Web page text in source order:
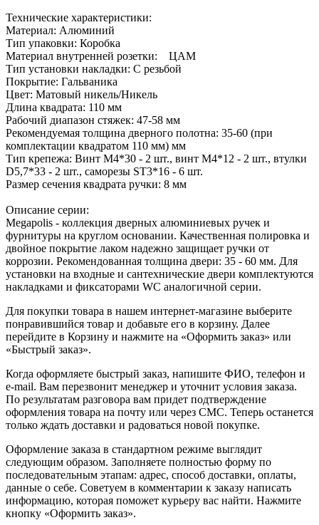
Технические характеристики:
Материал: Алюминий
Тип упаковки: Коробка
Материал внутренней розетки: ЦАМ
Тип установки накладки: С резьбой
Покрытие: Гальваника
Цвет: Матовый никель/Никель
Длина квадрата: 110 мм
Рабочий диапазон стяжек: 47-58 мм
Рекомендуемая толщина дверного полотна: 35-60 (при
комплектации квадратом 110 мм) мм
Тип крепежа: Винт М4*30 - 2 шт., винт М4*12 - 2 шт., втулки
D5,7*33 - 2 шт., саморезы SТ3*16 - 6 шт.
Размер сечения квадрата ручки: 8 мм
Описание серии:
Megapolis - коллекция дверных алюминиевых ручек и
фурнитуры на круглом основании. Качественная полировка и
двойное покрытие лаком надежно защищает ручки от
коррозии. Рекомендованная толщина двери: 35 - 60 мм. Для
установки на входные и сантехнические двери комплектуются
накладками и фиксаторами WC аналогичной серии.
Для покупки товара в нашем интернет-магазине выберите
понравившийся товар и добавьте его в корзину. Далее
перейдите в Корзину и нажмите на «Оформить заказ» или
«Быстрый заказ».
Когда оформляете быстрый заказ, напишите ФИО, телефон и
e-mail. Вам перезвонит менеджер и уточнит условия заказа.
По результатам разговора вам придет подтверждение
оформления товара на почту или через СМС. Теперь останется
только ждать доставки и радоваться новой покупке.
Оформление заказа в стандартном режиме выглядит
следующим образом. Заполняете полностью форму по
последовательным этапам: адрес, способ доставки, оплаты,
данные о себе. Советуем в комментарии к заказу написать
информацию, которая поможет курьеру вас найти. Нажмите
кнопку «Оформить заказ».